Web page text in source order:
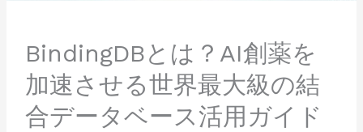
BindingDBとは？AI創薬を
加速させる世界最大級の結
合データベース活用ガイド
界
最
大
級
の